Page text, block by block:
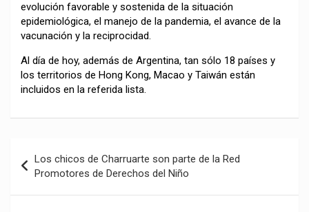
evolución favorable y sostenida de la situación
epidemiológica, el manejo de la pandemia, el avance de la
vacunación y la reciprocidad.
Al día de hoy, además de Argentina, tan sólo 18 países y
los territorios de Hong Kong, Macao y Taiwán están
incluidos en la referida lista.
de
entradas
Los chicos de Charruarte son parte de la Red
Promotores de Derechos del Niño